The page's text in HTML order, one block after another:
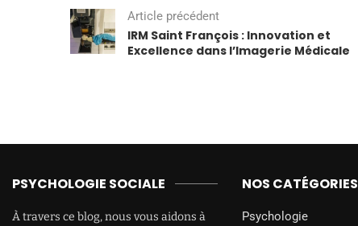
Article précédent
IRM Saint François : Innovation et
Excellence dans l’Imagerie Médicale
PSYCHOLOGIE SOCIALE
À travers ce blog, nous vous aidons à
NOS CATÉGORIES
Psychologie